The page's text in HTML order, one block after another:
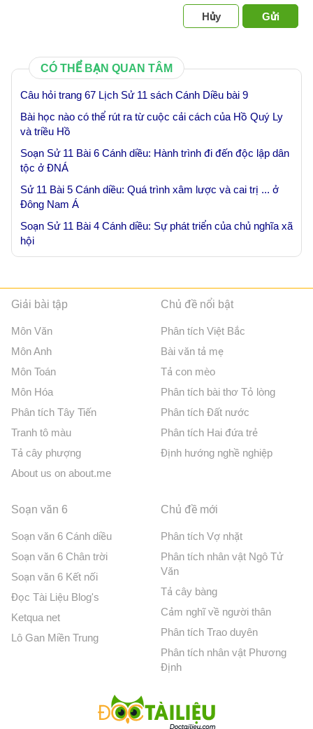
Hủy Gửi
CÓ THỂ BẠN QUAN TÂM
Câu hỏi trang 67 Lịch Sử 11 sách Cánh Diều bài 9
Bài học nào có thể rút ra từ cuộc cải cách của Hồ Quý Ly
và triều Hồ
Soạn Sử 11 Bài 6 Cánh diều: Hành trình đi đến độc lập dân
tộc ở ĐNÁ
Sử 11 Bài 5 Cánh diều: Quá trình xâm lược và cai trị ... ở
Đông Nam Á
Soạn Sử 11 Bài 4 Cánh diều: Sự phát triển của chủ nghĩa xã
hội
Giải bài tập
Môn Văn
Môn Anh
Môn Toán
Môn Hóa
Phân tích Tây Tiến
Tranh tô màu
Tả cây phượng
About us on about.me
Chủ đề nổi bật
Phân tích Việt Bắc
Bài văn tả mẹ
Tả con mèo
Phân tích bài thơ Tỏ lòng
Phân tích Đất nước
Phân tích Hai đứa trẻ
Định hướng nghề nghiệp
Soạn văn 6
Soạn văn 6 Cánh diều
Soạn văn 6 Chân trời
Soạn văn 6 Kết nối
Đọc Tài Liệu Blog's
Ketqua net
Lô Gan Miền Trung
Chủ đề mới
Phân tích Vợ nhặt
Phân tích nhân vật Ngô Tử
Văn
Tả cây bàng
Cảm nghĩ về người thân
Phân tích Trao duyên
Phân tích nhân vật Phương
Định